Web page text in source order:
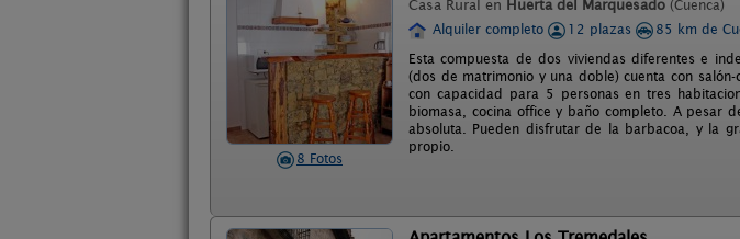
8 Fotos
Casa Rural en Huerta del Marquesado (Cuenca)
Alquiler completo
12 plazas
85 km de
Esta compuesta de dos viviendas diferentes e
(dos de matrimonio y una doble) cuenta con
con capacidad para 5 personas en tres
biomasa, cocina office y baño completo. A pesar
absoluta. Pueden disfrutar de la barbacoa, y la
propio.